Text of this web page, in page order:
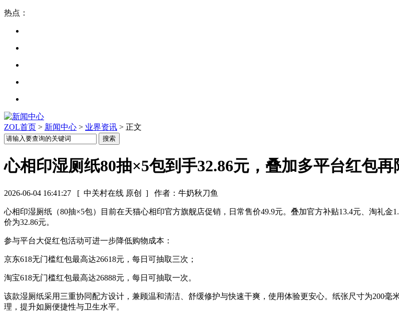
热点：
ZOL首页 > 新闻中心 > 业界资讯 > 正文
心相印湿厕纸80抽×5包到手32.86元，叠加多平台红包再
2026-06-04 16:41:27 [ 中关村在线 原创 ] 作者：牛奶秋刀鱼
心相印湿厕纸（80抽×5包）目前在天猫心相印官方旗舰店促销，日常售价49.9元。叠加官方补贴13.4元、淘礼金
价为32.86元。
参与平台大促红包活动可进一步降低购物成本：
京东618无门槛红包最高达26618元，每日可抽取三次；
淘宝618无门槛红包最高达26888元，每日可抽取一次。
该款湿厕纸采用三重协同配方设计，兼顾温和清洁、舒缓修护与快速干爽，使用体验更安心。纸张尺寸为200
理，提升如厕便捷性与卫生水平。